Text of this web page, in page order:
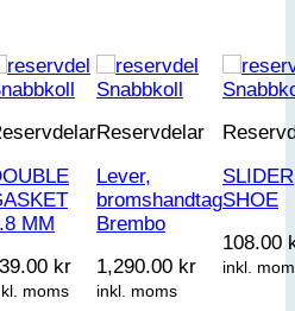
MM
kr
moms
Snabbkoll
Reservdelar
Lever,
bromshandtag
Brembo
1,290.00 kr
inkl. moms
SLIDER
SHOE
108.00
inkl.